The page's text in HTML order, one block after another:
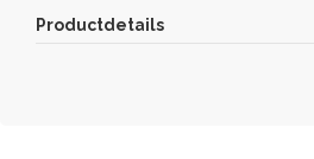
Productdetails